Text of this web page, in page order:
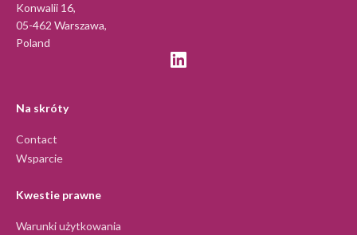
Konwalii 16,
05-462 Warszawa,
Poland
Na skróty
Contact
Wsparcie
Kwestie prawne
Warunki użytkowania